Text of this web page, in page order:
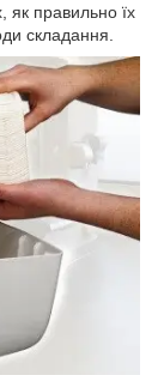
як правильно їх
складання.